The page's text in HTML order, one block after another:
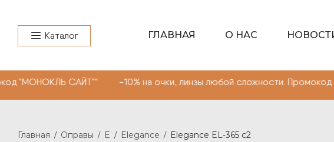
Каталог ГЛАВНАЯ О НАС
-10% на очки, линзы любой сложности. Промокод
Главная / Оправы / E / Elegance / Elegance EL-365 c2